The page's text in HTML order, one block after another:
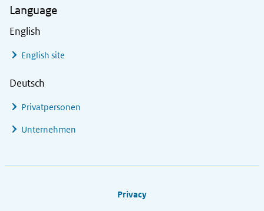
Language
English
English site
Deutsch
Privatpersonen
Unternehmen
Privacy